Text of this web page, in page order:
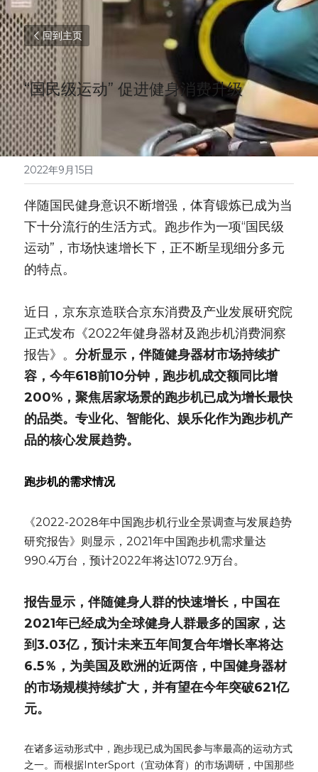
回到主页
“国民级运动” 促进健身消费升级
2022年9月15日
伴随国民健身意识不断增强，体育锻炼已成为当
下十分流行的生活方式。跑步作为一项“国民级
运动”，市场快速增长下，正不断呈现细分多元
的特点。
近日，京东京造联合京东消费及产业发展研究院
正式发布《2022年健身器材及跑步机消费洞察
报告》。 分析显示，伴随健身器材市场持续扩
容，今年618前10分钟，跑步机成交额同比增
200%，聚焦居家场景的跑步机已成为增长最快
的品类。专业化、智能化、娱乐化作为跑步机产
品的核心发展趋势。
跑步机的需求情况
《2022-2028年中国跑步机行业全景调查与发展趋势
研究报告》则显示，2021年中国跑步机需求量达
990.4万台，预计2022年将达1072.9万台。
报告显示，伴随健身人群的快速增长，中国在
2021年已经成为全球健身人群最多的国家，达
到3.03亿，预计未来五年间复合年增长率将达
6.5％，为美国及欧洲的近两倍，中国健身器材
的市场规模持续扩大，并有望在今年突破621亿
元。
在诸多运动形式中，跑步现已成为国民参与率最高的运动方式
之一。而根据InterSport（宜动体育）的市场调研，中国那些